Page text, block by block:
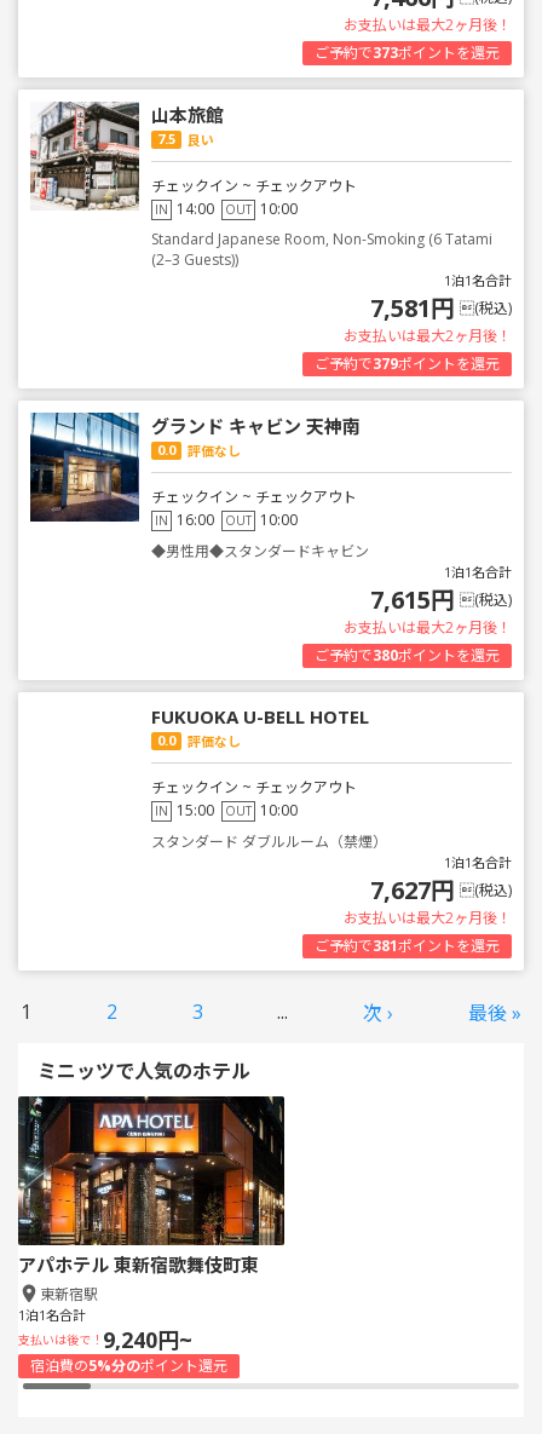
お支払いは最大2ヶ月後！
ご予約で373ポイントを還元
山本旅館
7.5 良い
チェックイン ~ チェックアウト
IN 14:00 OUT 10:00
Standard Japanese Room, Non-Smoking (6 Tatami
(2–3 Guests))
1泊1名合計
7,581円 (税込)
お支払いは最大2ヶ月後！
ご予約で379ポイントを還元
グランド キャビン 天神南
0.0 評価なし
チェックイン ~ チェックアウト
IN 16:00 OUT 10:00
◆男性用◆スタンダードキャビン
1泊1名合計
7,615円 (税込)
お支払いは最大2ヶ月後！
ご予約で380ポイントを還元
FUKUOKA U-BELL HOTEL
0.0 評価なし
チェックイン ~ チェックアウト
IN 15:00 OUT 10:00
スタンダード ダブルルーム（禁煙）
1泊1名合計
7,627円 (税込)
お支払いは最大2ヶ月後！
ご予約で381ポイントを還元
1 2 3 ... 次 › 最後 »
ミニッツで人気のホテル
アパホテル 東新宿歌舞伎町東
東新宿駅
1泊1名合計
支払いは後で！ 9,240円~
宿泊費の5%分のポイント還元